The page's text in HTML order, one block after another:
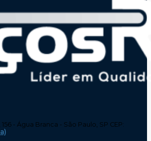
- Água Branca - São Paulo, SP CEP: